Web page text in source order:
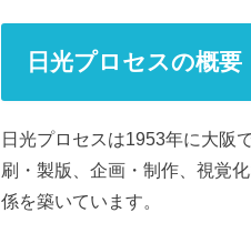
日光プロセスの概要
日光プロセスは1953年に大阪
刷・製版、企画・制作、視覚
係を築いています。